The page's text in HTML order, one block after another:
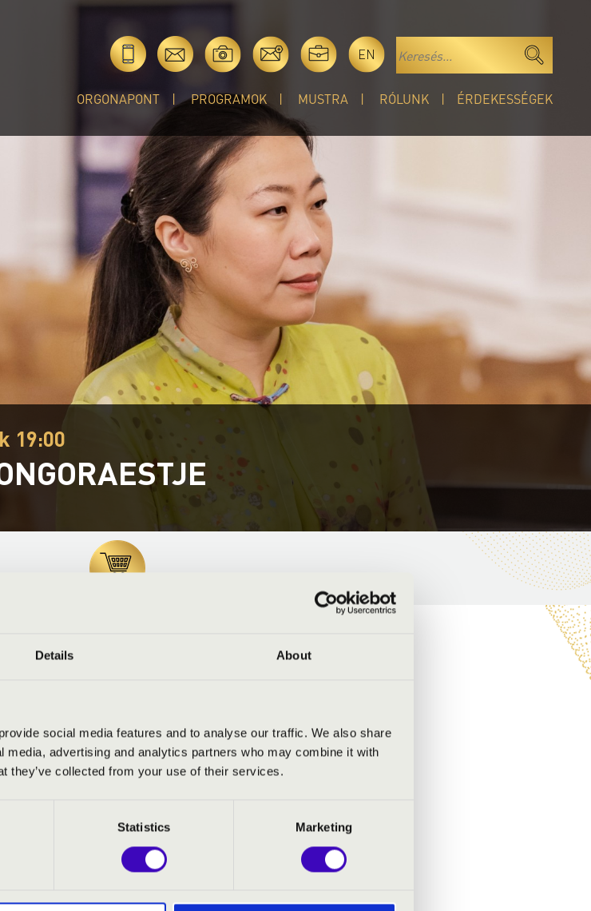
Details About
social media features and to analyse our traffic. We also share
advertising and analytics partners who may combine it with
they’ve collected from your use of their services.
Statistics Marketing
EN
ORGONAPONT PROGRAMOK MUSTRA RÓLUNK ÉRDEKESSÉGEK
19:00
22.